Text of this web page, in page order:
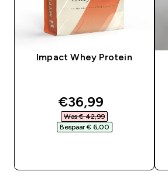
Impact Whey Protein
discounted price
€36,99‎
Was € 42,99‎
Bespaar € 6,00‎